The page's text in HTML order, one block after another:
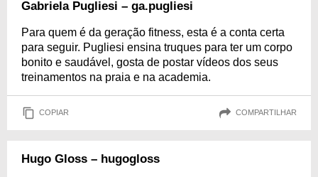
Gabriela Pugliesi – ga.pugliesi
Para quem é da geração fitness, esta é a conta certa
para seguir. Pugliesi ensina truques para ter um corpo
bonito e saudável, gosta de postar vídeos dos seus
treinamentos na praia e na academia.
COPIAR COMPARTILHAR
Hugo Gloss – hugogloss